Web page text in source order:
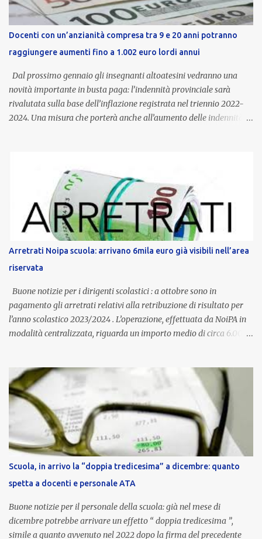
Docenti con un’anzianità compresa tra 9 e 20 anni potranno
raggiungere aumenti fino a 1.002 euro lordi annui
Dal prossimo gennaio gli insegnanti altoatesini vedranno una
novità importante in busta paga: l’indennità provinciale sarà
rivalutata sulla base dell’inflazione registrata nel triennio 2022-
2024. Una misura che porterà anche all’aumento delle indennità di
dedicato alle donne vittime di violenza di genere, in linea con la
normativa nazionale e con l’obiettivo di offrire maggiore tutela e
supporto in situazioni delicate. L’indennità provinciale per i docenti
è un unicum in Italia: si tratta di una misura esclusiva della
Provincia autonoma di Bolzano, che integra in maniera stabile lo
stipendio nazionale grazie alle prerogative garantite
dall’autonomia locale. Non è un bonus temporaneo né un
compenso accessorio, ma una voce strutturale di retribuzione,
aggiornata periodicamente in base al cost...
Arretrati Noipa scuola: arrivano 6mila euro già visibili nell’area
riservata
Buone notizie per i dirigenti scolastici : a ottobre sono in
pagamento gli arretrati relativi alla retribuzione di risultato per
l’anno scolastico 2023/2024 . L’operazione, effettuata da NoiPA in
modalità centralizzata, riguarda un importo medio di circa 6.000
ordinaria di ottobre . Cos’è la retribuzione di risultato La
retribuzione di risultato rappresenta la parte variabile dello
stipendio dei dirigenti scolastici. Viene corrisposta per valorizzare
la qualità dell’attività svolta, la gestione delle risorse e il
raggiungimento degli obiettivi fissati dal Ministero dell’Istruzione
e del Merito (MIM) . Per l’anno scolastico 2023/2024, il MIM ha
completato la procedura di valutazione e trasmesso i dati a NoiPA,
che ha poi disposto la liquidazione automatica in busta paga . Gli
importi e le trattenute L’importo medio lordo riconosciuto è di 6....
Scuola, in arrivo la “doppia tredicesima” a dicembre: quanto
spetta a docenti e personale ATA
Buone notizie per il personale della scuola: già nel mese di
dicembre potrebbe arrivare un effetto “ doppia tredicesima ”,
simile a quanto avvenuto nel 2022 dopo la firma del precedente